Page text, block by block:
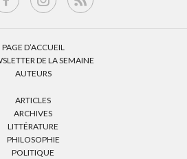
PAGE D’ACCUEIL
DE LA SEMAINE
AUTEURS
ARTICLES
ARCHIVES
LITTÉRATURE
PHILOSOPHIE
POLITIQUE